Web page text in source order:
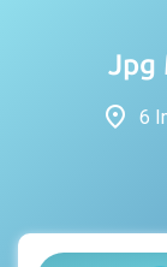
Jpg
place 6